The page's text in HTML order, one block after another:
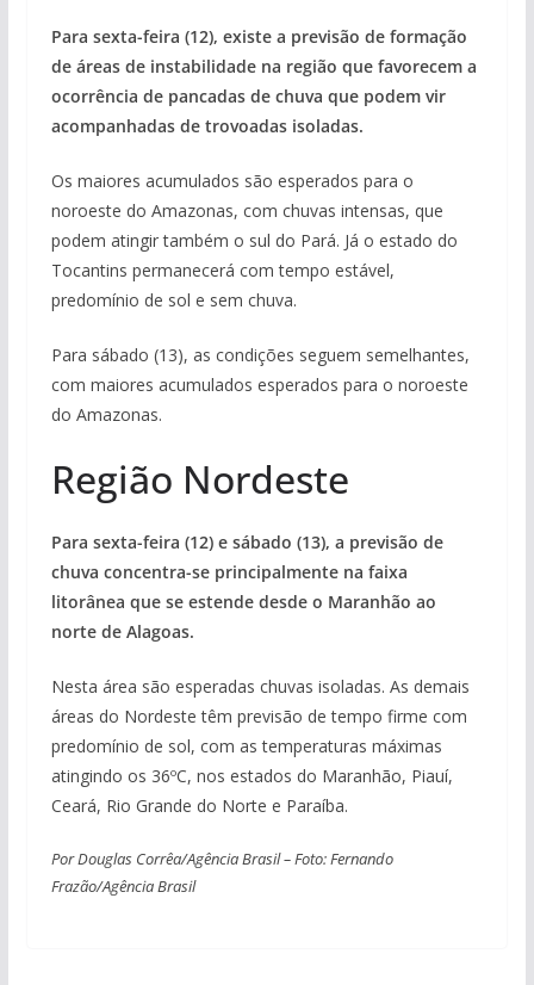
Para sexta-feira (12), existe a previsão de formação
de áreas de instabilidade na região que favorecem a
ocorrência de pancadas de chuva que podem vir
acompanhadas de trovoadas isoladas.
Os maiores acumulados são esperados para o
noroeste do Amazonas, com chuvas intensas, que
podem atingir também o sul do Pará. Já o estado do
Tocantins permanecerá com tempo estável,
predomínio de sol e sem chuva.
Para sábado (13), as condições seguem semelhantes,
com maiores acumulados esperados para o noroeste
do Amazonas.
Região Nordeste
Para sexta-feira (12) e sábado (13), a previsão de
chuva concentra-se principalmente na faixa
litorânea que se estende desde o Maranhão ao
norte de Alagoas.
Nesta área são esperadas chuvas isoladas. As demais
áreas do Nordeste têm previsão de tempo firme com
predomínio de sol, com as temperaturas máximas
atingindo os 36ºC, nos estados do Maranhão, Piauí,
Ceará, Rio Grande do Norte e Paraíba.
Por Douglas Corrêa/Agência Brasil – Foto: Fernando
Frazão/Agência Brasil